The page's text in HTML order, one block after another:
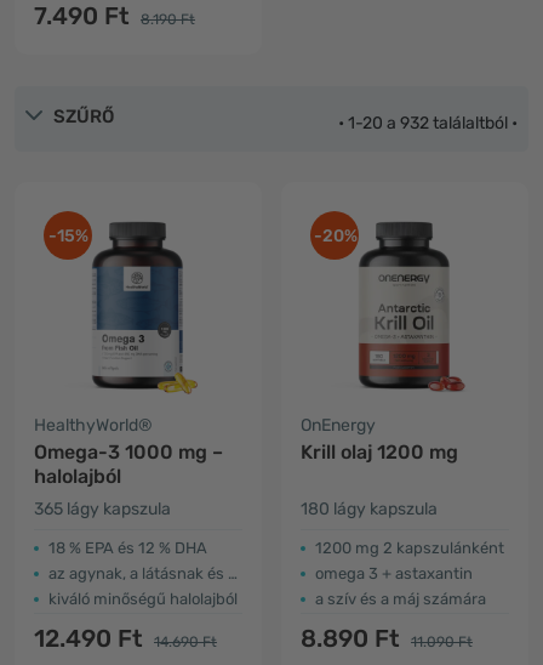
7.490 Ft 8.190 Ft
SZŰRŐ • 1-20 a 932 találaltból •
-15%
HealthyWorld®
Omega-3 1000 mg –
halolajból
365 lágy kapszula
18 % EPA és 12 % DHA
az agynak, a látásnak és a szívnek
kiváló minőségű halolajból
12.490 Ft 14.690 Ft
-20%
OnEnergy
Krill olaj 1200 mg
180 lágy kapszula
1200 mg 2 kapszulánként
omega 3 + astaxantin
a szív és a máj számára
8.890 Ft 11.090 Ft